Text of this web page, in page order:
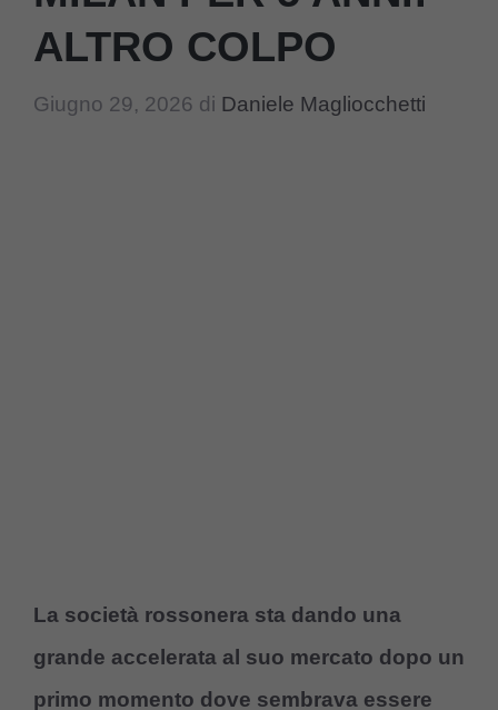
ALTRO COLPO
Giugno 29, 2026 di Daniele Magliocchetti
La società rossonera sta dando una
grande accelerata al suo mercato dopo un
primo momento dove sembrava essere